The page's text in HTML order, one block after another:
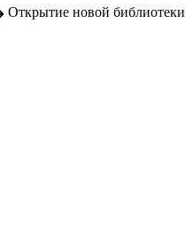
Открытие новой библиотеки